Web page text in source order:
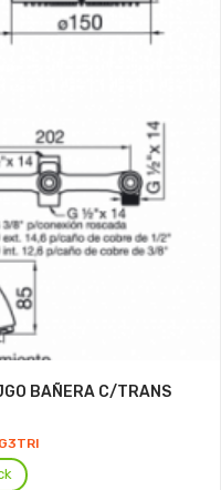
BAÑERA C/TRANS